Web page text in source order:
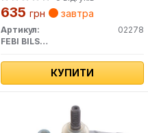
635 грн завтра
Артикул:
02278
FEBI BILSTEIN
КУПИТИ